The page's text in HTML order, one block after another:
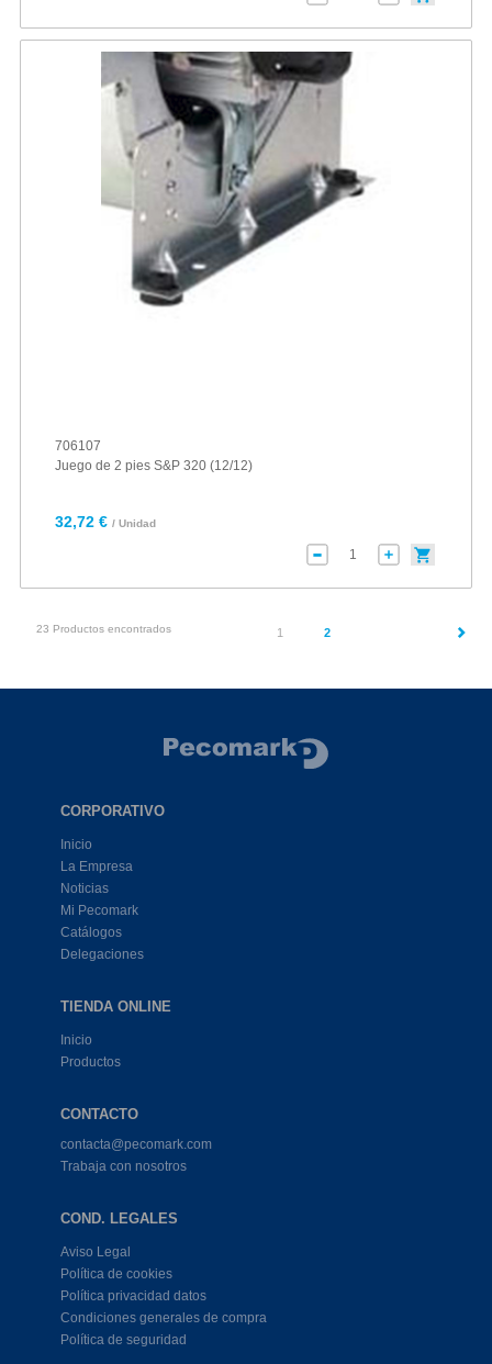
706107
Juego de 2 pies S&P 320 (12/12)
32,72 € / Unidad
23 Productos encontrados 1 (current)
2
CORPORATIVO
Inicio
La Empresa
Noticias
Mi Pecomark
Catálogos
Delegaciones
TIENDA ONLINE
Inicio
Productos
CONTACTO
contacta@pecomark.com
Trabaja con nosotros
COND. LEGALES
Aviso Legal
Política de cookies
Política privacidad datos
Condiciones generales de compra
Política de seguridad